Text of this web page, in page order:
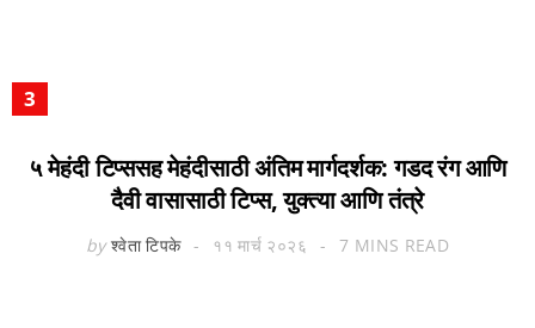
५ मेहंदी टिप्ससह मेहंदीसाठी अंतिम मार्गदर्शक: गडद रंग आणि
दैवी वासासाठी टिप्स, युक्त्या आणि तंत्रे
by श्वेता टिपके ११ मार्च २०२६ 7 MINS READ